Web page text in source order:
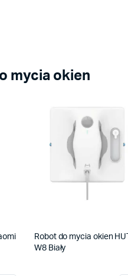
mycia okien
Robot do mycia okien
W8 Biały